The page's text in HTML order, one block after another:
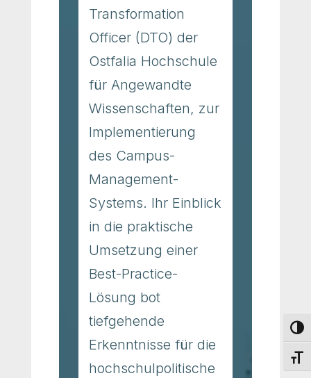
Transformation
Officer (DTO) der
Ostfalia Hochschule
für Angewandte
Wissenschaften, zur
Implementierung
des Campus-
Management-
Systems. Ihr Einblick
in die praktische
Umsetzung einer
Best-Practice-
Lösung bot
tiefgehende
Erkenntnisse für die
hochschulpolitische